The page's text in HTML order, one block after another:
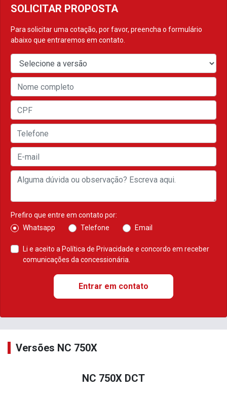
SOLICITAR PROPOSTA
Para solicitar uma cotação, por favor, preencha o formulário
abaixo que entraremos em contato.
Prefiro que entre em contato por:
Whatsapp
Telefone Email
Li e aceito a Política de Privacidade e concordo em receber
comunicações da concessionária.
Entrar em contato
Versões NC 750X
NC 750X DCT